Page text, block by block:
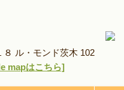
ル・モンド茨木 102
mapはこちら]